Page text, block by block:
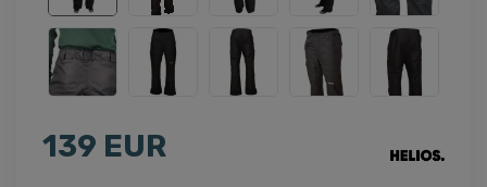
139 EUR